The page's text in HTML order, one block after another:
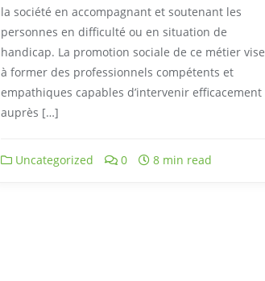
la société en accompagnant et soutenant les
personnes en difficulté ou en situation de
handicap. La promotion sociale de ce métier vise
à former des professionnels compétents et
empathiques capables d’intervenir efficacement
auprès […]
Uncategorized 0 8 min read